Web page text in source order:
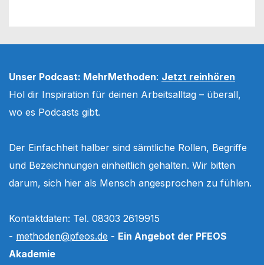
Unser Podcast: MehrMethoden: Jetzt reinhören
Hol dir Inspiration für deinen Arbeitsalltag – überall,
wo es Podcasts gibt.
Der Einfachheit halber sind sämtliche Rollen, Begriffe
und Bezeichnungen einheitlich gehalten. Wir bitten
darum, sich hier als Mensch angesprochen zu fühlen.
Kontaktdaten: Tel. 08303 2619915
- methoden@pfeos.de - Ein Angebot der PFEOS
Akademie